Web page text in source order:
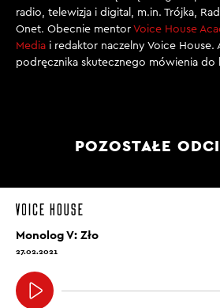
Powiedziałem jej, że wyjeżdżam,
Lwowa, dopóki nie skończę pracy.
miałem to na myśli. Żałowałem
poznaliśmy, bo gdybyśmy się nie
tego księdza. Ale spotkaliśmy się,
nic nie mówiliśmy. Poprosiłem ją,
mną gdzieś w mieście. Nie
Pinah.
Następnego wieczoru wyszedłem
radio, telewizja i digital, m.in. Trójka,
Onet. Obecnie mentor Voice House
Media i redaktor naczelny Voice House.
podręcznika skutecznego mówienia do
POZOSTAŁE
Monolog V: Zło
27.02.2021